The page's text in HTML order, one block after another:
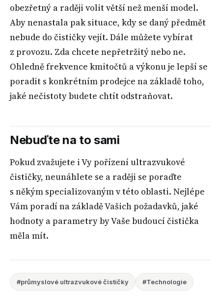
obezřetný a raději volit větší než menší model.
Aby nenastala pak situace, kdy se daný předmět
nebude do čističky vejít. Dále můžete vybírat
z provozu. Zda chcete nepřetržitý nebo ne.
Ohledně frekvence kmitočtů a výkonu je lepší se
poradit s konkrétním prodejce na základě toho,
jaké nečistoty budete chtít odstraňovat.
Nebuďte na to sami
Pokud zvažujete i Vy pořízení ultrazvukové
čističky, neunáhlete se a raději se poraďte
s někým specializovaným v této oblasti. Nejlépe
Vám poradí na základě Vašich požadavků, jaké
hodnoty a parametry by Vaše budoucí čistička
měla mít.
#průmyslové ultrazvukové čističky #Technologie